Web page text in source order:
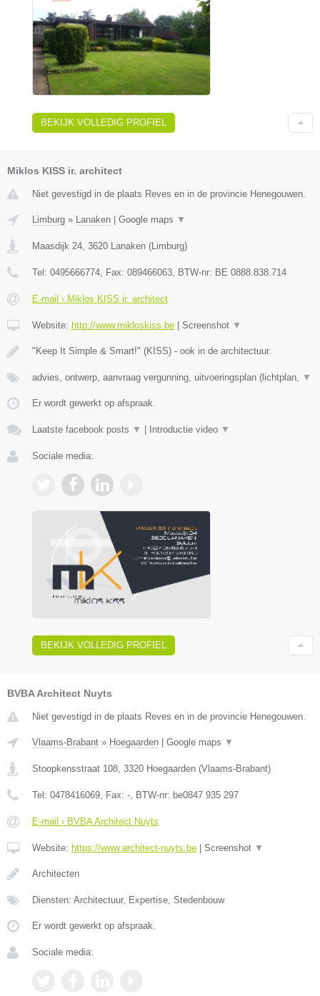
BEKIJK VOLLEDIG PROFIEL
Miklos KISS ir. architect
Niet gevestigd in de plaats Reves en in de provincie Henegouwen.
Limburg » Lanaken Google maps ▼
Maasdijk 24, 3620 Lanaken (Limburg)
Tel: 0495666774, Fax: 089466063, BTW-nr: BE 0888.838.714
E-mail › Miklos KISS ir. architect
Website: http://www.mikloskiss.be Screenshot ▼
"Keep It Simple & Smart!" (KISS) - ook in de architectuur.
advies, ontwerp, aanvraag vergunning, uitvoeringsplan (lichtplan, ▼
Er wordt gewerkt op afspraak.
Laatste facebook posts ▼ Introductie video ▼
Sociale media:
BEKIJK VOLLEDIG PROFIEL
BVBA Architect Nuyts
Niet gevestigd in de plaats Reves en in de provincie Henegouwen.
Vlaams-Brabant » Hoegaarden Google maps ▼
Stoopkensstraat 108 3320 Hoegaarden (Vlaams-Brabant)
Tel: 0478416069 , Fax: - , BTW-nr: be0847 935 297
E-mail › BVBA Architect Nuyts
Website: https://www.architect-nuyts.be Screenshot ▼
Architecten
Diensten: Architectuur, Expertise, Stedenbouw
Er wordt gewerkt op afspraak.
Sociale media: